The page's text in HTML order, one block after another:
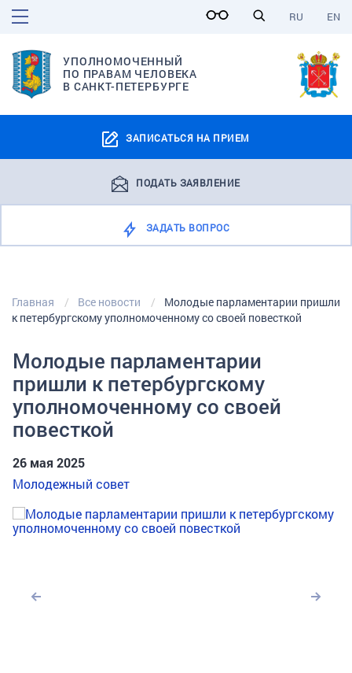
EN
RU
УПОЛНОМОЧЕННЫЙ
ПО ПРАВАМ ЧЕЛОВЕКА
В САНКТ-ПЕТЕРБУРГЕ
ЗАПИСАТЬСЯ НА ПРИЕМ
ПОДАТЬ ЗАЯВЛЕНИЕ
ЗАДАТЬ ВОПРОС
Главная Все новости
Молодые парламентарии пришли
к петербургскому уполномоченному со своей повесткой
Молодые парламентарии
пришли к петербургскому
уполномоченному со своей
повесткой
26 мая 2025
Молодежный совет